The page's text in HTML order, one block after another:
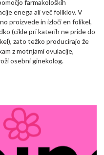
farmakoloških
enega ali več foliklov. V
proizvede in izloči en folikel,
(cikle pri katerih ne pride do
zato težko producirajo že
z motnjami ovulacije,
osebni ginekolog.